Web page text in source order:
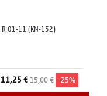
R 01-11 (KN-152)
11,25 €15,00 € -25%